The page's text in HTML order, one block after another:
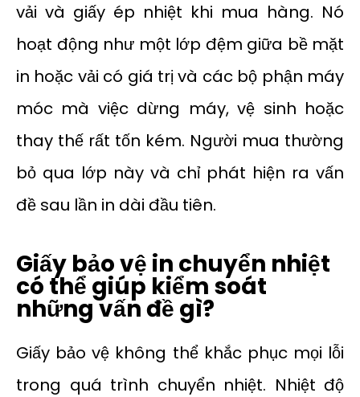
vải và giấy ép nhiệt khi mua hàng. Nó
hoạt động như một lớp đệm giữa bề mặt
in hoặc vải có giá trị và các bộ phận máy
móc mà việc dừng máy, vệ sinh hoặc
thay thế rất tốn kém. Người mua thường
bỏ qua lớp này và chỉ phát hiện ra vấn
đề sau lần in dài đầu tiên.
Giấy bảo vệ in chuyển nhiệt
có thể giúp kiểm soát
những vấn đề gì?
Giấy bảo vệ không thể khắc phục mọi lỗi
trong quá trình chuyển nhiệt. Nhiệt độ